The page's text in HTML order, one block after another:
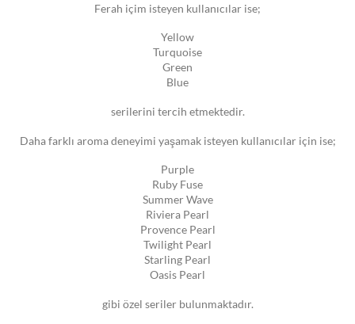
Ferah içim isteyen kullanıcılar ise;
Yellow
Turquoise
Green
Blue
serilerini tercih etmektedir.
Daha farklı aroma deneyimi yaşamak isteyen kullanıcılar için ise;
Purple
Ruby Fuse
Summer Wave
Riviera Pearl
Provence Pearl
Twilight Pearl
Starling Pearl
Oasis Pearl
gibi özel seriler bulunmaktadır.